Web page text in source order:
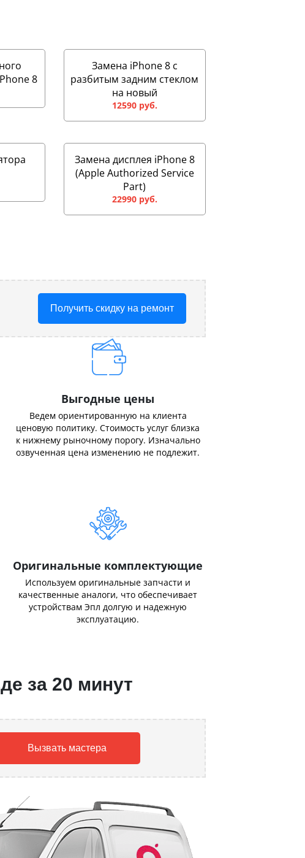
8
Замена iPhone 8 с
разбитым задним стеклом
на новый
12590 руб.
Замена дисплея iPhone 8
(Apple Authorized Service
Part)
22990 руб.
Получить скидку на ремонт
Выгодные цены
Ведем ориентированную на клиента
ценовую политику. Стоимость услуг близка
к нижнему рыночному порогу. Изначально
озвученная цена изменению не подлежит.
Оригинальные комплектующие
Используем оригинальные запчасти и
качественные аналоги, что обеспечивает
устройствам Эпл долгую и надежную
эксплуатацию.
за 20 минут
Вызвать мастера